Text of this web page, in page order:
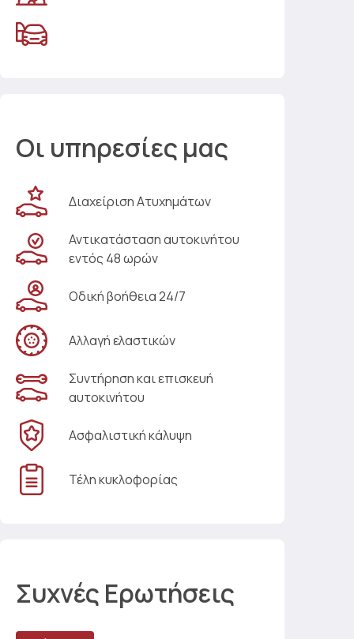
Οι υπηρεσίες μας
Διαχείριση Ατυχημάτων
Αντικατάσταση αυτοκινήτου
εντός 48 ωρών
Οδική βοήθεια 24/7
Αλλαγή ελαστικών
Συντήρηση και επισκευή
αυτοκινήτου
Ασφαλιστική κάλυψη
Τέλη κυκλοφορίας
Συχνές Ερωτήσεις